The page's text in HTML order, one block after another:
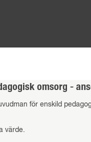
omsorg -
för enskild
värde.